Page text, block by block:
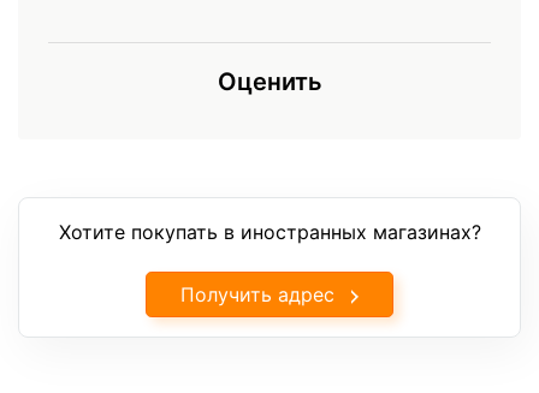
Оценить
Хотите покупать в иностранных магазинах?
Получить адрес